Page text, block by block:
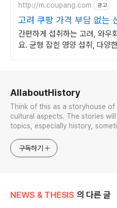
http://m.coupang.com 광고
고려 쿠팡 가격 부담 없는
간편하게 섭취하는 고려, 와우
요. 균형 잡힌 영양 섭취, 다양
AllaboutHistory
Think of this as a storyhouse of
cultural aspects. The stories
topics, especially history,
approach will be to resist any
generalized viewpoint
구독하기
NEWS & THESIS 의 다른 글